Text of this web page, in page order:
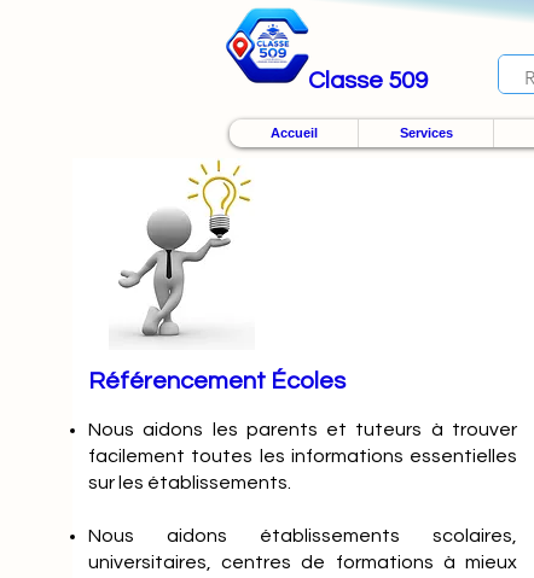
Classe 509
Accueil Services
Référencement Écoles
Nousaidons les parents et tuteurs à trouver
facilement toutes les informations essentielles
sur les établissements.
Nous aidons établissements scolaires,
universitaires, centres de formations à mieux